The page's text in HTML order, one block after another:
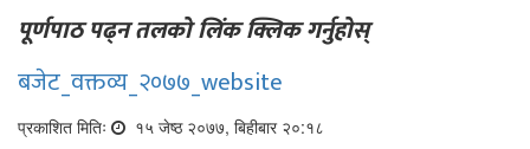
पूर्णपाठ पढ्न तलको लिंक क्लिक गर्नुहोस्
बजेट_वक्तव्य_२०७७_website
प्रकाशित मितिः १५ जेष्ठ २०७७, बिहीबार २०:१८